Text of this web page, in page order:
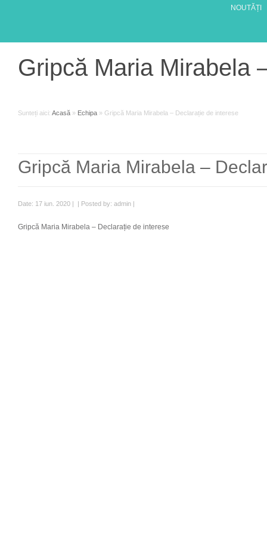
NOUTĂȚI
Gripcă Maria Mirabela
Sunteți aici: Acasă » Echipa » Gripcă Maria Mirabela – Declarație de interese
Gripcă Maria Mirabela –
Date: 17 iun. 2020 | | Posted by: admin |
Gripcă Maria Mirabela – Declarație de interese